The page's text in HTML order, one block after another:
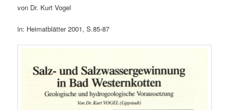
von Dr. Kurt Vogel
in: Heimatblätter 2001, S.85-87